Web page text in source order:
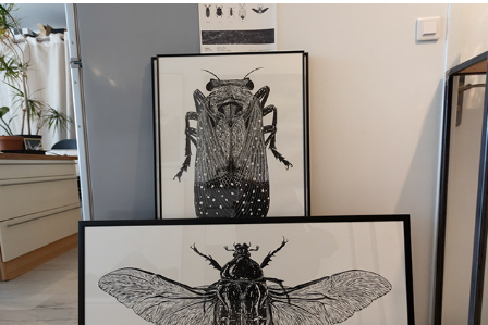
Ouverture d'Atelier d'Artiste Amandine
Gollé
2020